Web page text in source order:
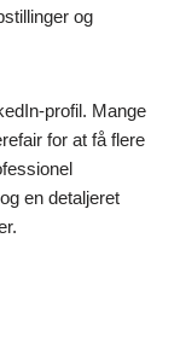
og
profil. Mange
for at få flere
en detaljeret